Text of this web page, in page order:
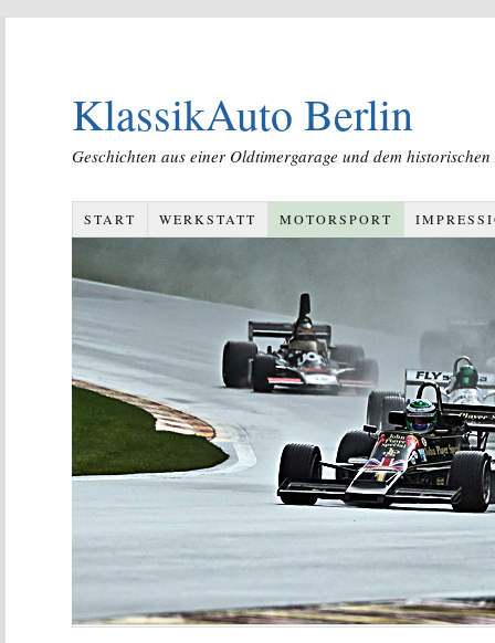
KlassikAuto Berlin
Geschichten aus einer Oldtimergarage und dem
START WERKSTATT MOTORSPORT